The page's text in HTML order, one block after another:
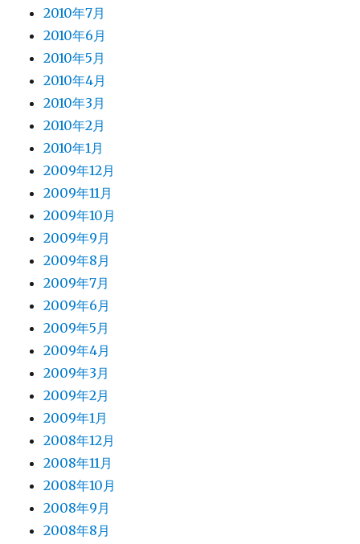
2010年7月
2010年6月
2010年5月
2010年4月
2010年3月
2010年2月
2010年1月
2009年12月
2009年11月
2009年10月
2009年9月
2009年8月
2009年7月
2009年6月
2009年5月
2009年4月
2009年3月
2009年2月
2009年1月
2008年12月
2008年11月
2008年10月
2008年9月
2008年8月